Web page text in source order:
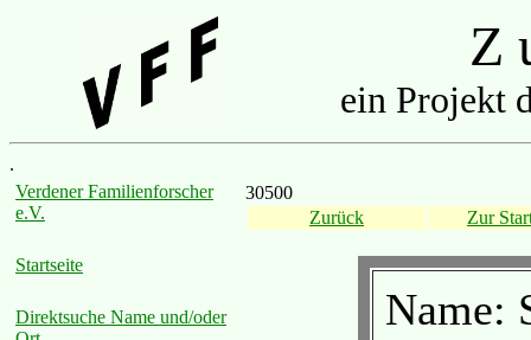
Z
ein Projekt
.
Verdener Familienforscher
e.V.
Startseite
Direktsuche Name und/oder
30500
Zurück
Zur
Name: